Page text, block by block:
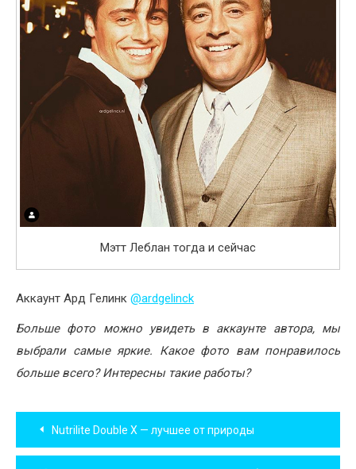
Мэтт Леблан тогда и сейчас
Аккаунт Ард Гелинк @ardgelinck
Больше фото можно увидеть в аккаунте автора, мы
выбрали самые яркие. Какое фото вам понравилось
больше всего? Интересны такие работы?
Навигация
по
Nutrilite Double X — лучшее от природы